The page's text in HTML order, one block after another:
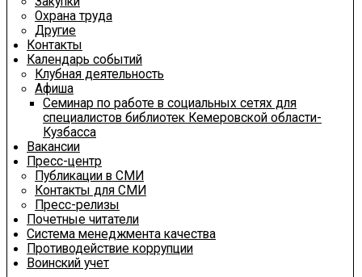
Охрана труда
Другие
Контакты
Календарь событий
Клубная деятельность
Афиша
Семинар по работе в социальных сетях для
специалистов библиотек Кемеровской области-
Кузбасса
Вакансии
Пресс-центр
Публикации в СМИ
Контакты для СМИ
Пресс-релизы
Почетные читатели
Система менеджмента качества
Противодействие коррупции
Воинский учет